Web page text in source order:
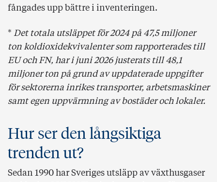
fångades upp bättre i inventeringen.
* Det totala utsläppet för 2024 på 47,5 miljoner
ton koldioxidekvivalenter som rapporterades till
EU och FN, har i juni 2026 justerats till 48,1
miljoner ton på grund av uppdaterade uppgifter
för sektorerna inrikes transporter, arbetsmaskiner
samt egen uppvärmning av bostäder och lokaler.
Hur ser den långsiktiga
trenden ut?
Sedan 1990 har Sveriges utsläpp av växthusgaser